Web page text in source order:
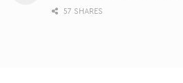
57 SHARES